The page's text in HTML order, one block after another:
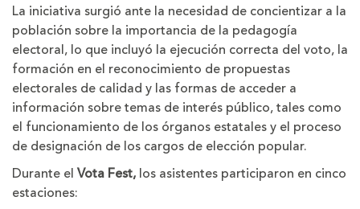
La iniciativa surgió ante la necesidad de concientizar a la
población sobre la importancia de la pedagogía
electoral, lo que incluyó la ejecución correcta del voto, la
formación en el reconocimiento de propuestas
electorales de calidad y las formas de acceder a
información sobre temas de interés público, tales como
el funcionamiento de los órganos estatales y el proceso
de designación de los cargos de elección popular.
Durante el Vota Fest, los asistentes participaron en cinco
estaciones: